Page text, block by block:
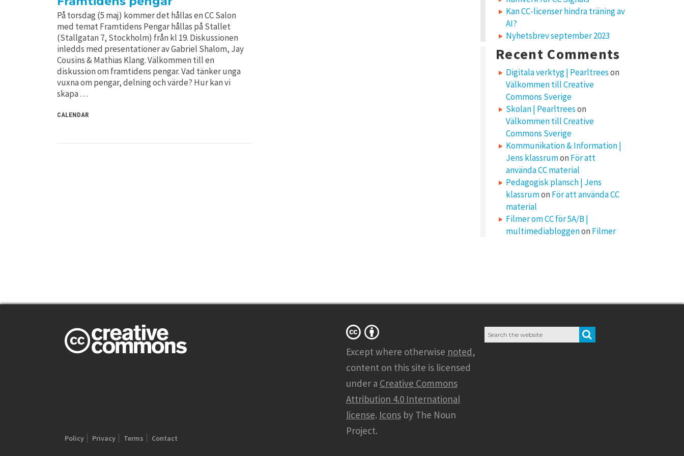
På torsdag (5 maj) kommer det hållas en CC Salon
med temat Framtidens Pengar hållas på Stallet
(Stallgatan 7, Stockholm) från kl 19. Diskussionen
inledds med presentationer av Gabriel Shalom, Jay
Cousins & Mathias Klang. Välkommen till en
diskussion om framtidens pengar. Vad tänker unga
vuxna om pengar, delning och värde? Hur kan vi
skapa …
CALENDAR
Kan CC-licenser hindra träning av
AI?
Nyhetsbrev september 2023
Recent Comments
Digitala verktyg | Pearltreeson
Välkommen till Creative
Commons Sverige
Skolan | Pearltreeson
Välkommen till Creative
Commons Sverige
Kommunikation & Information |
Jens klassrumon För att
använda CC material
Pedagogisk plansch | Jens
klassrumon För att använda CC
material
Filmer om CC för 5A/B |
multimediabloggenon Filmer
Policy Privacy Terms Contact
Except where otherwise noted,
content on this site is licensed
under a Creative Commons
Attribution 4.0 International
license. Iconsby The Noun
Project.
Search
for: